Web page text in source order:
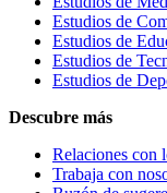
Estudios de
Estudios de
Estudios de
Estudios de
Descubre más
Relaciones con
Trabaja con